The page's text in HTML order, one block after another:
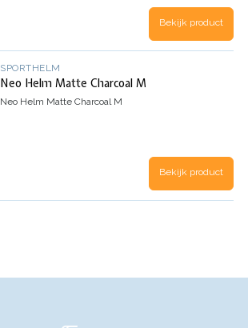
Bekijk product
SPORTHELM
Neo Helm Matte Charcoal M
Neo Helm Matte Charcoal M
Bekijk product